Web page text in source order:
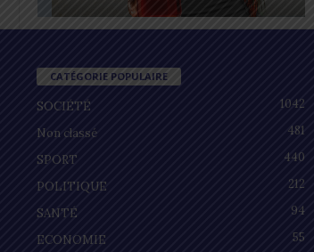
CATÉGORIE POPULAIRE
SOCIÉTÉ
1042
Non classé
481
SPORT
440
POLITIQUE
212
SANTÉ
94
ECONOMIE
55